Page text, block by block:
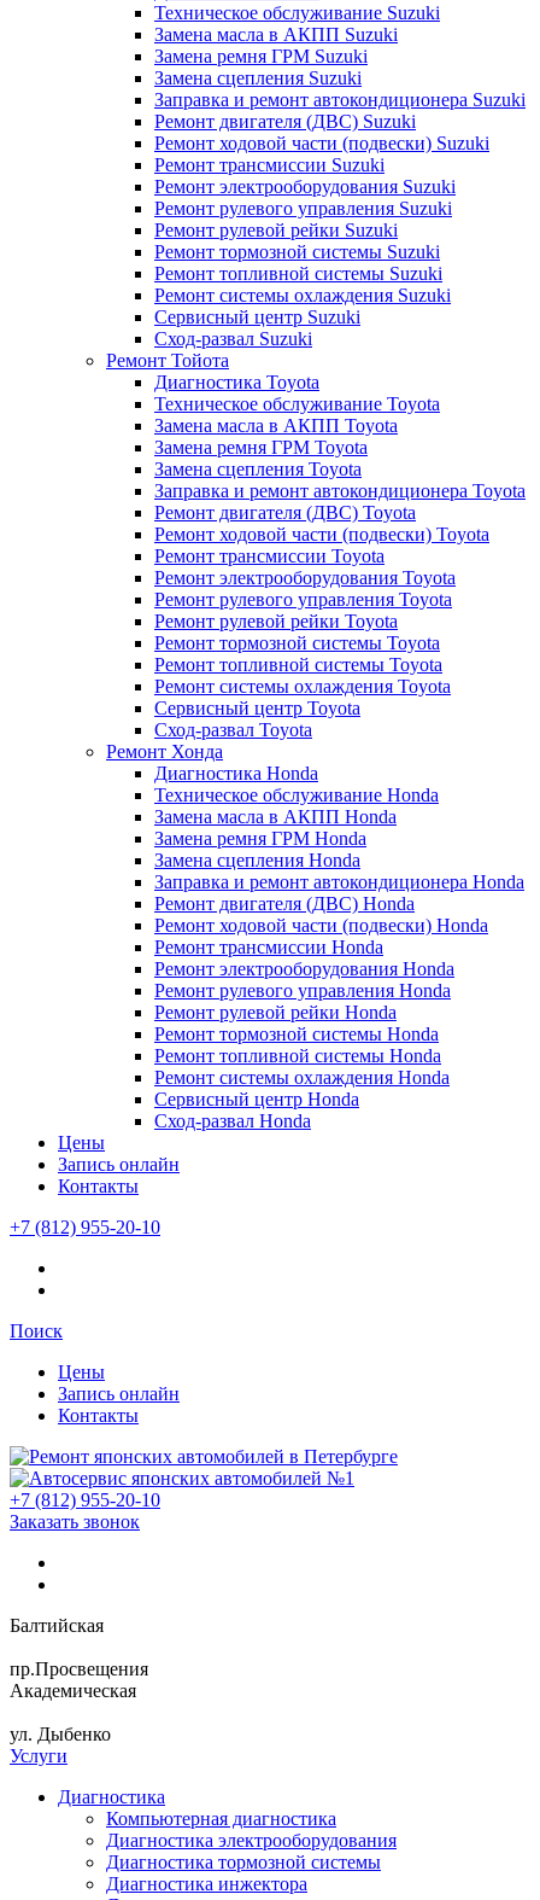
Техническое обслуживание Suzuki
Замена масла в АКПП Suzuki
Замена ремня ГРМ Suzuki
Замена сцепления Suzuki
Заправка и ремонт автокондиционера Suzuki
Ремонт двигателя (ДВС) Suzuki
Ремонт ходовой части (подвески) Suzuki
Ремонт трансмиссии Suzuki
Ремонт электрооборудования Suzuki
Ремонт рулевого управления Suzuki
Ремонт рулевой рейки Suzuki
Ремонт тормозной системы Suzuki
Ремонт топливной системы Suzuki
Ремонт системы охлаждения Suzuki
Сервисный центр Suzuki
Сход-развал Suzuki
Ремонт Тойота
Диагностика Toyota
Техническое обслуживание Toyota
Замена масла в АКПП Toyota
Замена ремня ГРМ Toyota
Замена сцепления Toyota
Заправка и ремонт автокондиционера Toyota
Ремонт двигателя (ДВС) Toyota
Ремонт ходовой части (подвески) Toyota
Ремонт трансмиссии Toyota
Ремонт электрооборудования Toyota
Ремонт рулевого управления Toyota
Ремонт рулевой рейки Toyota
Ремонт тормозной системы Toyota
Ремонт топливной системы Toyota
Ремонт системы охлаждения Toyota
Сервисный центр Toyota
Сход-развал Toyota
Ремонт Хонда
Диагностика Honda
Техническое обслуживание Honda
Замена масла в АКПП Honda
Замена ремня ГРМ Honda
Замена сцепления Honda
Заправка и ремонт автокондиционера Honda
Ремонт двигателя (ДВС) Honda
Ремонт ходовой части (подвески) Honda
Ремонт трансмиссии Honda
Ремонт электрооборудования Honda
Ремонт рулевого управления Honda
Ремонт рулевой рейки Honda
Ремонт тормозной системы Honda
Ремонт топливной системы Honda
Ремонт системы охлаждения Honda
Сервисный центр Honda
Сход-развал Honda
Цены
Запись онлайн
Контакты
+7 (812) 955-20-10
Поиск
Цены
Запись онлайн
Контакты
+7 (812) 955-20-10
Заказать звонок
Балтийская
пр.Просвещения
Академическая
ул. Дыбенко
Услуги
Диагностика
Компьютерная диагностика
Диагностика электрооборудования
Диагностика тормозной системы
Диагностика инжектора